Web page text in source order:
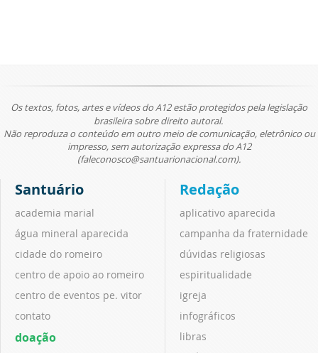
Os textos, fotos, artes e vídeos do A12 estão protegidos pela legislação
brasileira sobre direito autoral.
Não reproduza o conteúdo em outro meio de comunicação, eletrônico ou
impresso, sem autorização expressa do A12
(faleconosco@santuarionacional.com).
Santuário
academia marial
água mineral aparecida
cidade do romeiro
centro de apoio ao romeiro
centro de eventos pe. vitor
contato
doação
Redação
aplicativo aparecida
campanha da fraternidade
dúvidas religiosas
espiritualidade
igreja
infográficos
libras